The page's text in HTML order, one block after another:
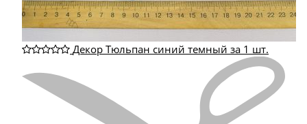
Декор Тюльпан синий темный за 1 шт.